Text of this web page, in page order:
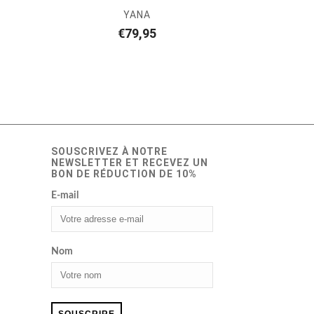
YANA
€79,95
SOUSCRIVEZ À NOTRE
NEWSLETTER ET RECEVEZ UN
BON DE RÉDUCTION DE 10%
E-mail
Nom